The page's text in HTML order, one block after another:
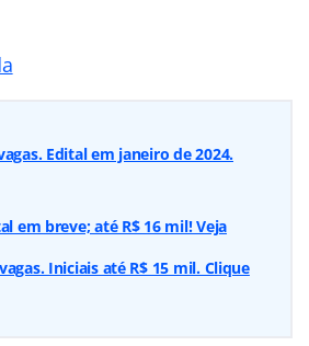
Edital em janeiro de 2024.
em breve; até R$ 16 mil! Veja
Iniciais até R$ 15 mil. Clique